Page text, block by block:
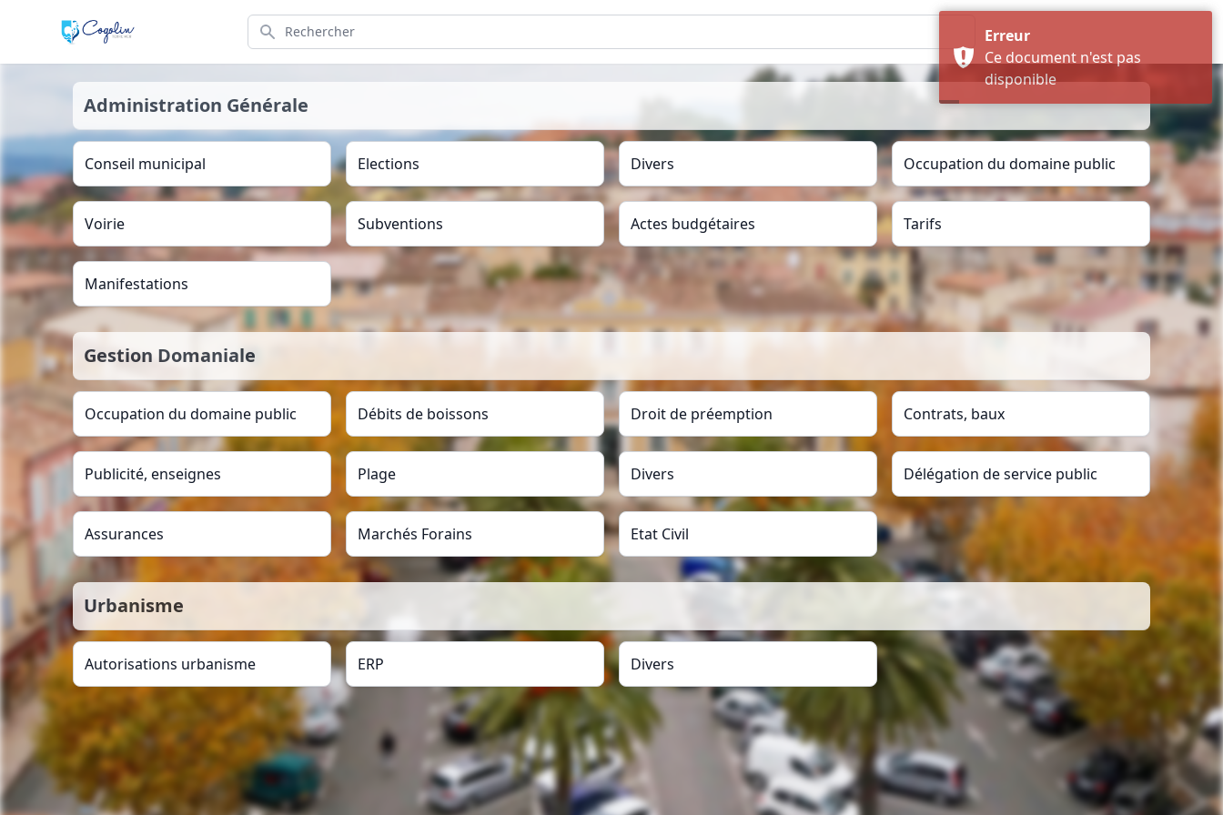
Search
Administration Générale
Conseil municipal Elections Divers Occupation du domaine public
Voirie Subventions Actes budgétaires Tarifs
Manifestations
Gestion Domaniale
Occupation du domaine public Débits de boissons Droit de préemption Contrats, baux
Publicité, enseignes Plage Divers Délégation de service public
Assurances Marchés Forains Etat Civil
Urbanisme
Autorisations urbanisme ERP Divers
Erreur
Ce document n'est pas
disponible